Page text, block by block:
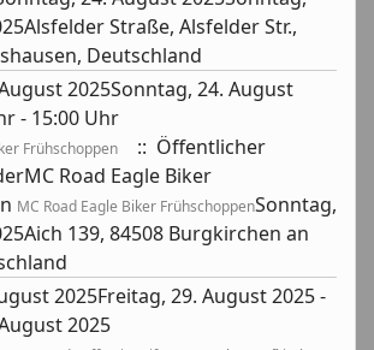
Straße, Alsfelder Str.,
Deutschland
2025Sonntag, 24. August
- 15:00 Uhr
Frühschoppen
:: Öffentlicher
Road Eagle Biker
MC Road Eagle Biker FrühschoppenSonntag,
139, 84508 Burgkirchen an
2025Freitag, 29. August 2025 -
2025